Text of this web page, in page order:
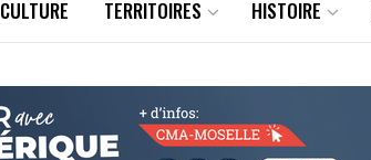
CULTURE TERRITOIRES HISTOIRE